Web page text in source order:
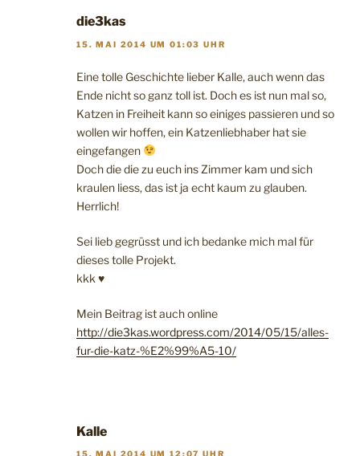
die3kas
15. MAI 2014 UM 01:03 UHR
Eine tolle Geschichte lieber Kalle, auch wenn das
Ende nicht so ganz toll ist. Doch es ist nun mal so,
Katzen in Freiheit kann so einiges passieren und so
wollen wir hoffen, ein Katzenliebhaber hat sie
eingefangen
Doch die die zu euch ins Zimmer kam und sich
kraulen liess, das ist ja echt kaum zu glauben.
Herrlich!
Sei lieb gegrüsst und ich bedanke mich mal für
dieses tolle Projekt.
kkk ♥
Mein Beitrag ist auch online
http://die3kas.wordpress.com/2014/05/15/alles-
fur-die-katz-%E2%99%A5-10/
Kalle
15. MAI 2014 UM 12:07 UHR